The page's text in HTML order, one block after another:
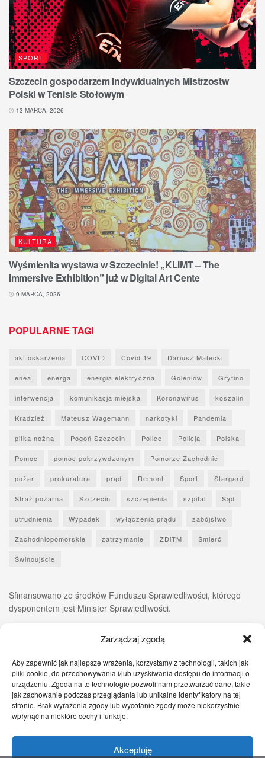
Zarządzaj zgodą
Aby zapewnić jak najlepsze wrażenia, korzystamy z technologii, takich jak
pliki cookie, do przechowywania i/lub uzyskiwania dostępu do informacji o
urządzeniu. Zgoda na te technologie pozwoli nam przetwarzać dane, takie
jak zachowanie podczas przeglądania lub unikalne identyfikatory na tej
stronie. Brak wyrażenia zgody lub wycofanie zgody może niekorzystnie
wpłynąć na niektóre cechy i funkcje.
Akceptuję
SPORT
Szczecin gospodarzem Indywidualnych Mistrzostw
Polski w Tenisie Stołowym
13 MARCA, 2026
KULTURA
Wyśmienita wystawa w Szczecinie! „KLIMT – The
Immersive Exhibition” już w Digital Art Cente
9 MARCA, 2026
POPULARNE TAGI
akt oskarżenia COVID Covid 19 Dariusz Matecki
enea energa energia elektryczna Goleniów Gryfino
interwencja komunikacja miejska Koronawirus koszalin
Kradzież Mateusz Wagemann narkotyki Pandemia
piłka nożna Pogoń Szczecin Police Policja Polska
Pomoc pomoc pokrzywdzonym Pomorze Zachodnie
pożar prokuratura prąd Remont Sport Stargard
Straż pożarna Szczecin szczepienia szpital Sąd
utrudnienia Wypadek wyłączenia prądu zabójstwo
Zachodniopomorskie zatrzymanie ZDiTM Śmierć
Świnoujście
Sfinansowano ze środków Funduszu Sprawiedliwości, którego
dysponentem jest Minister Sprawiedliwości.